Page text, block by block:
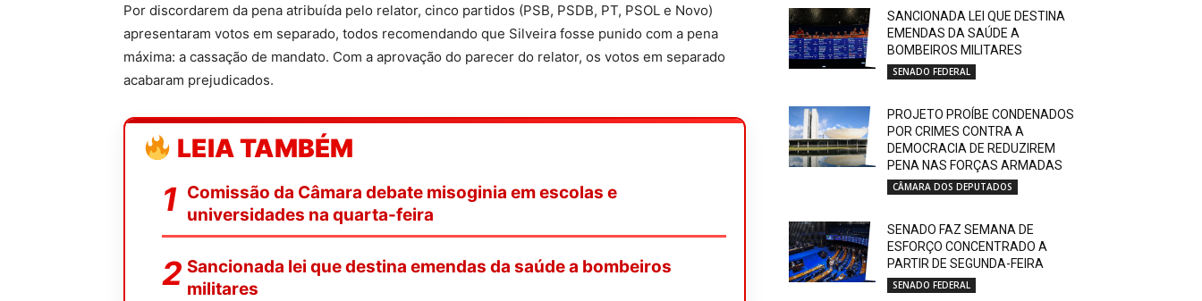
Por discordarem da pena atribuída pelo relator, cinco partidos (PSB, PSDB, PT, PSOL e Novo)
apresentaram votos em separado, todos recomendando que Silveira fosse punido com a pena
máxima: a cassação de mandato. Com a aprovação do parecer do relator, os votos em separado
acabaram prejudicados.
LEIA TAMBÉM
Comissão da Câmara debate misoginia em escolas e
universidades na quarta-feira
Sancionada lei que destina emendas da saúde a bombeiros
militares
SANCIONADA LEI QUE DESTINA
EMENDAS DA SAÚDE A
BOMBEIROS MILITARES
SENADO FEDERAL
PROJETO PROÍBE CONDENADOS
POR CRIMES CONTRA A
DEMOCRACIA DE REDUZIREM
PENA NAS FORÇAS ARMADAS
CÂMARA DOS DEPUTADOS
SENADO FAZ SEMANA DE
ESFORÇO CONCENTRADO A
PARTIR DE SEGUNDA-FEIRA
SENADO FEDERAL